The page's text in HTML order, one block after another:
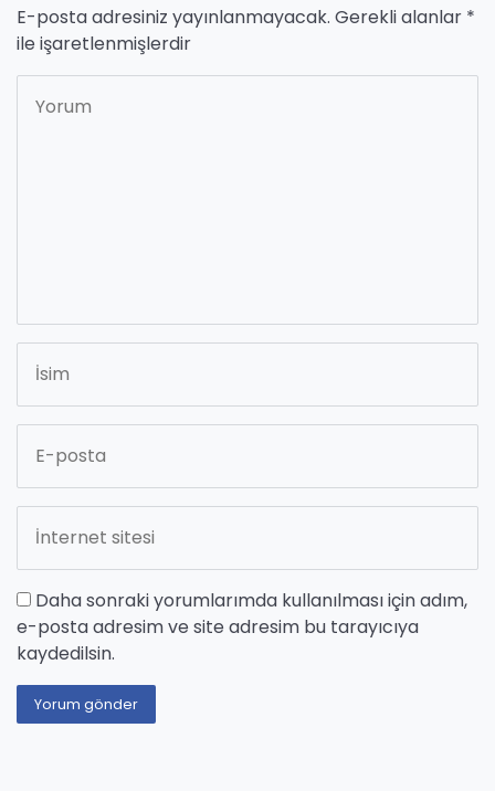
E-posta adresiniz yayınlanmayacak. Gerekli alanlar *
ile işaretlenmişlerdir
Daha sonraki yorumlarımda kullanılması için adım,
e-posta adresim ve site adresim bu tarayıcıya
kaydedilsin.